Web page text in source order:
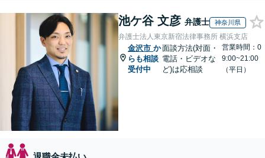
池ケ谷 文彦 弁護士 神奈川県
弁護士法人東京新宿法律事務所 横浜支店
金沢市 か
らも相談
受付中
面談方法(対面・
電話・ビデオな
ど)は応相談
営業時間：0
9:00~21:00
（平日）